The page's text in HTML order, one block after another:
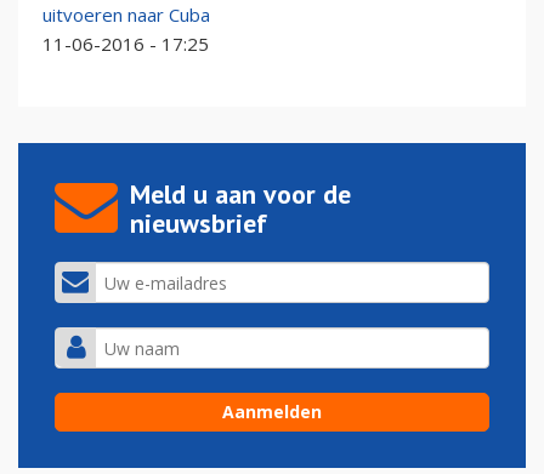
uitvoeren naar Cuba
11-06-2016 - 17:25
Meld u aan voor de
nieuwsbrief